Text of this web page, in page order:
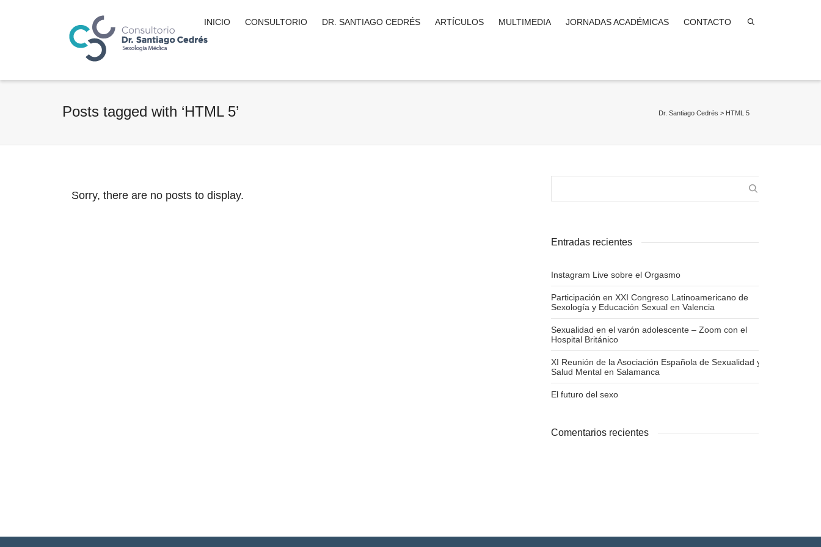
INICIO CONSULTORIO DR. SANTIAGO CEDRÉS ARTÍCULOS MULTIMEDIA JORNADAS ACADÉMICAS CONTACTO
Posts tagged with ‘HTML 5’ Dr. Santiago Cedrés > HTML 5
Sorry, there are no posts to display.
Entradas recientes
Instagram Live sobre el Orgasmo
Participación en XXI Congreso Latinoamericano de
Sexología y Educación Sexual en Valencia
Sexualidad en el varón adolescente – Zoom con el
Hospital Británico
XI Reunión de la Asociación Española de Sexualidad y
Salud Mental en Salamanca
El futuro del sexo
Comentarios recientes